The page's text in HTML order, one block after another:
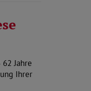
Jahre
Ihrer